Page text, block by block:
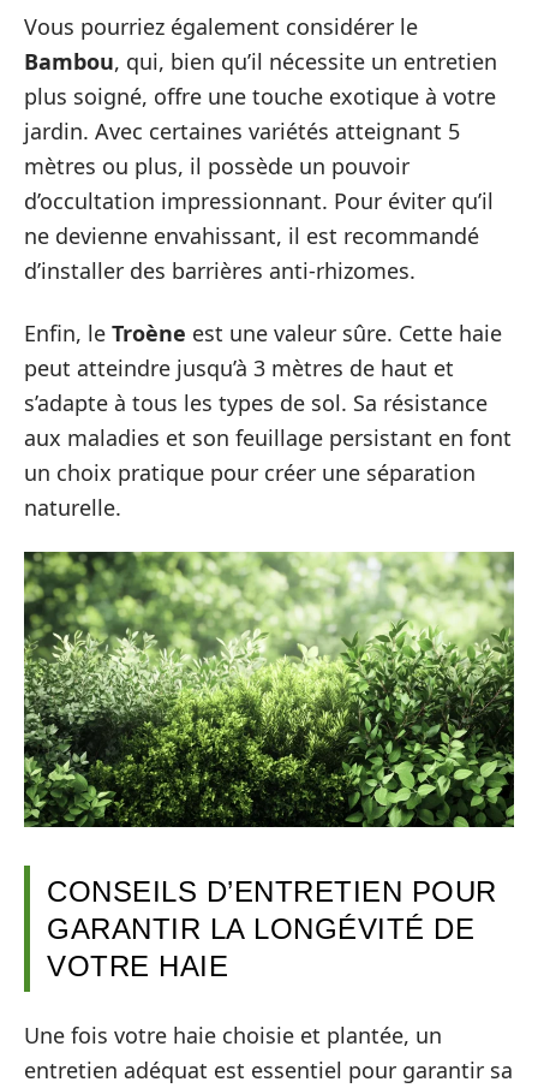
Vous pourriez également considérer le
Bambou, qui, bien qu’il nécessite un entretien
plus soigné, offre une touche exotique à votre
jardin. Avec certaines variétés atteignant 5
mètres ou plus, il possède un pouvoir
d’occultation impressionnant. Pour éviter qu’il
ne devienne envahissant, il est recommandé
d’installer des barrières anti-rhizomes.
Enfin, le Troène est une valeur sûre. Cette haie
peut atteindre jusqu’à 3 mètres de haut et
s’adapte à tous les types de sol. Sa résistance
aux maladies et son feuillage persistant en font
un choix pratique pour créer une séparation
naturelle.
CONSEILS D’ENTRETIEN POUR
GARANTIR LA LONGÉVITÉ DE
VOTRE HAIE
Une fois votre haie choisie et plantée, un
entretien adéquat est essentiel pour garantir sa